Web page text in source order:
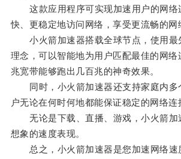
这款应用程序可实现加速用户的网络
快、更稳定地访问网络，享受更流畅的网
小火箭加速器搭载全球节点，使用最
理念，可以智能地为用户匹配最佳的网络
兆宽带能够跑出几百兆的神奇效果。
同时，小火箭加速器还支持家庭内多
户无论在何时何地都能保证稳定的网络连
无论是下载、直播、游戏，小火箭加
想象的速度表现。
总之，小火箭加速器是您加速网络速